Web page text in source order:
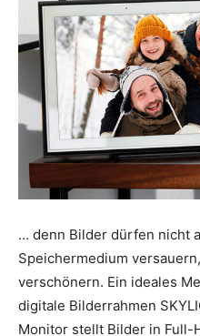
… denn Bilder dürfen nicht
Speichermedium
verschönern. Ein ideales
digitale Bilderrahmen
Monitor stellt Bilder in Full-